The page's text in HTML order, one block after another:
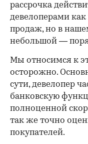
рассрочка
девелоперами
продаж, но в
небольшой —
Мы относимся к
осторожно.
сути, девелопер
банковскую
полноценной
так же точно
покупателей.